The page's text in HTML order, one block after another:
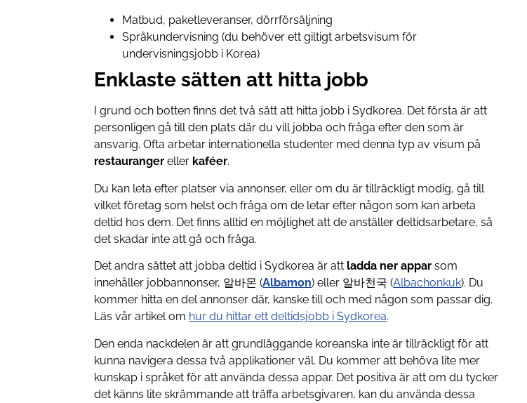
Matbud, paketleveranser, dörrförsäljning
Språkundervisning (du behöver ett giltigt arbetsvisum för
undervisningsjobb i Korea)
Enklaste sätten att hitta jobb
I grund och botten finns det två sätt att hitta jobb i Sydkorea. Det första är att
personligen gå till den plats där du vill jobba och fråga efter den som är
ansvarig. Ofta arbetar internationella studenter med denna typ av visum på
restauranger eller kaféer.
Du kan leta efter platser via annonser, eller om du är tillräckligt modig, gå till
vilket företag som helst och fråga om de letar efter någon som kan arbeta
deltid hos dem. Det finns alltid en möjlighet att de anställer deltidsarbetare, så
det skadar inte att gå och fråga.
Det andra sättet att jobba deltid i Sydkorea är att ladda ner appar som
innehåller jobbannonser, 알바몬 (Albamon) eller 알바천국 (Albachonkuk). Du
kommer hitta en del annonser där, kanske till och med någon som passar dig.
Läs vår artikel om hur du hittar ett deltidsjobb i Sydkorea.
Den enda nackdelen är att grundläggande koreanska inte är tillräckligt för att
kunna navigera dessa två applikationer väl. Du kommer att behöva lite mer
kunskap i språket för att använda dessa appar. Det positiva är att om du tycker
det känns lite skrämmande att träffa arbetsgivaren, kan du använda dessa